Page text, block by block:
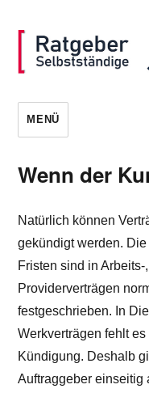
MENÜ
Wenn der
Natürlich können
gekündigt werden.
Fristen sind in
Providerverträgen
festgeschrieben. In
Werkverträgen fehlt
Kündigung. Deshalb
Auftraggeber einseitig